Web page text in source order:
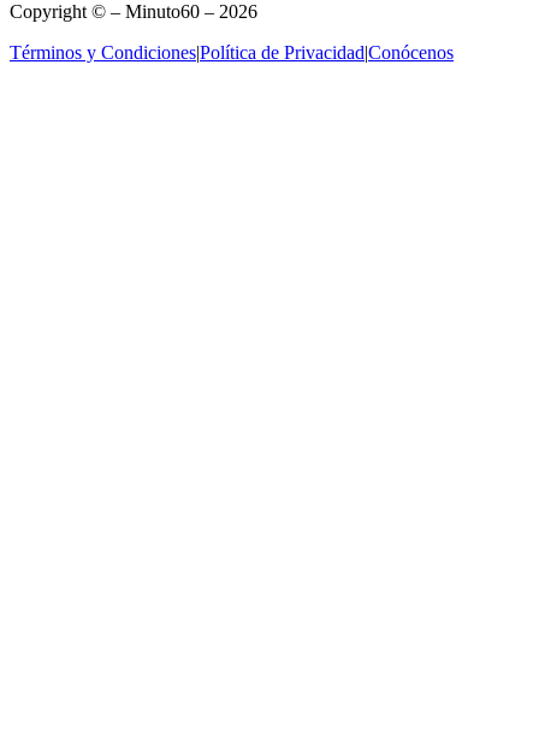
Copyright © – Minuto60 – 2026
Términos y Condiciones|Política de Privacidad|Conócenos